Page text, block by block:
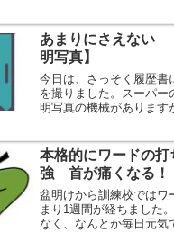
間頻尿が多いので、ビー
の缶１ヶですが、それも
あまりにさえない
明写真】
今日は、さっそく履歴書
を撮りました。スーパー
明写真の機械があります
い人たちは、ほとんどダ
うですが、自分らの時代
本格的にワードの打
強 首が痛くなる！
盆明けから訓練校ではワ
まり1週間が経ちました
なく、なんとか毎日元気